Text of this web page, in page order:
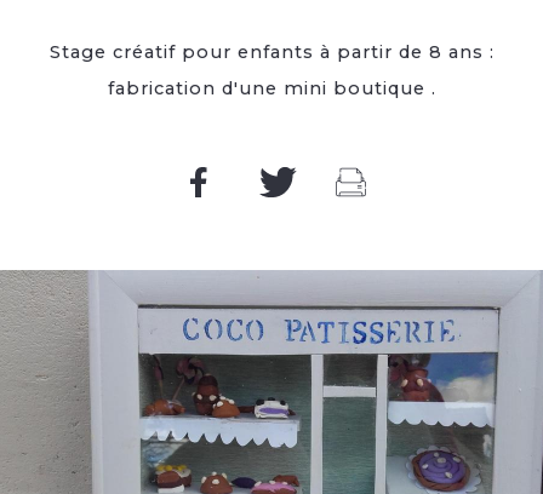
Stage créatif pour enfants à partir de 8 ans :
fabrication d'une mini boutique .